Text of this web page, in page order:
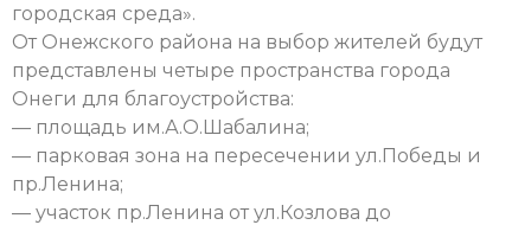
городская среда».
От Онежского района на выбор жителей будут
представлены четыре пространства города
Онеги для благоустройства:
— площадь им.А.О.Шабалина;
— парковая зона на пересечении ул.Победы и
пр.Ленина;
— участок пр.Ленина от ул.Козлова до